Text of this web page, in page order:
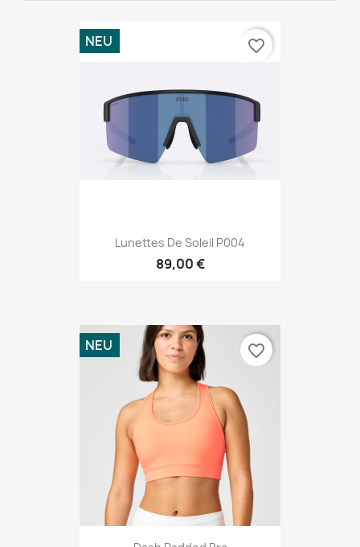
Lunettes De Soleil P004
89,00 €
NEU favorite_border
NEU favorite_border